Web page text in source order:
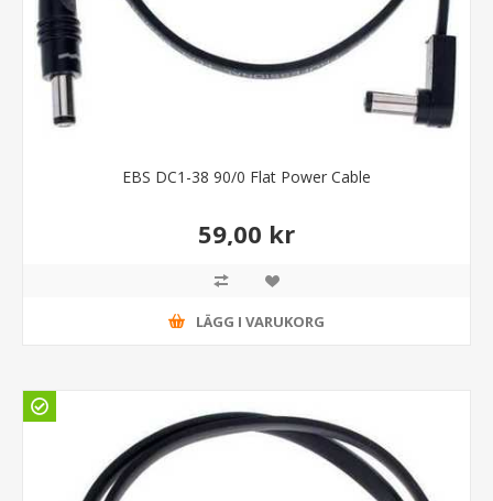
EBS DC1-38 90/0 Flat Power Cable
59,00 kr
LÄGG I VARUKORG